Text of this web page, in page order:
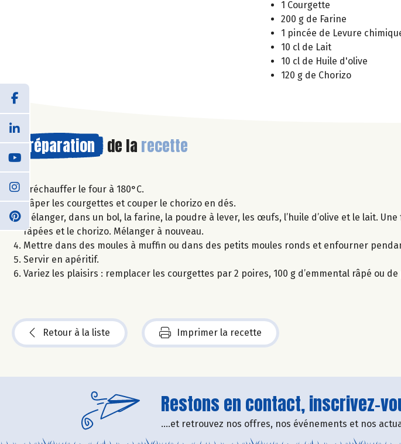
1 Courgette
200 g de Farine
1 pincée de Levure
10 cl de Lait
10 cl de Huile d'olive
120 g de Chorizo
Préparation de la recette
Préchauffer le four à 180°C.
Râper les courgettes et couper le chorizo en dés.
Mélanger, dans un bol, la farine, la poudre à lever, les œufs, l’huile d’olive et le lait.
râpées et le chorizo. Mélanger à nouveau.
Mettre dans des moules à muffin ou dans des petits moules ronds et enfourner
Servir en apéritif.
Variez les plaisirs : remplacer les courgettes par 2 poires, 100 g d’emmental râpé ou
Retour à la liste Imprimer la recette
Restons en contact, inscrivez-
....et retrouvez nos offres, nos événements et nos